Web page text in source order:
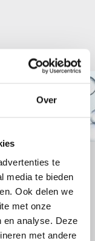
Over
te
media te bieden
Ook delen we
met onze
en analyse. Deze
met andere